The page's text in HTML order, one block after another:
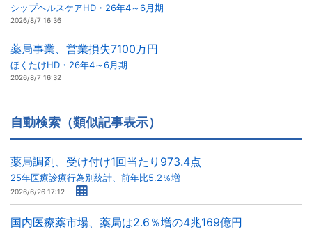
シップヘルスケアHD・26年4～6月期
2026/8/7 16:36
薬局事業、営業損失7100万円
ほくたけHD・26年4～6月期
2026/8/7 16:32
自動検索（類似記事表示）
薬局調剤、受け付け1回当たり973.4点
25年医療診療行為別統計、前年比5.2％増
2026/6/26 17:12
国内医療薬市場、薬局は2.6％増の4兆169億円